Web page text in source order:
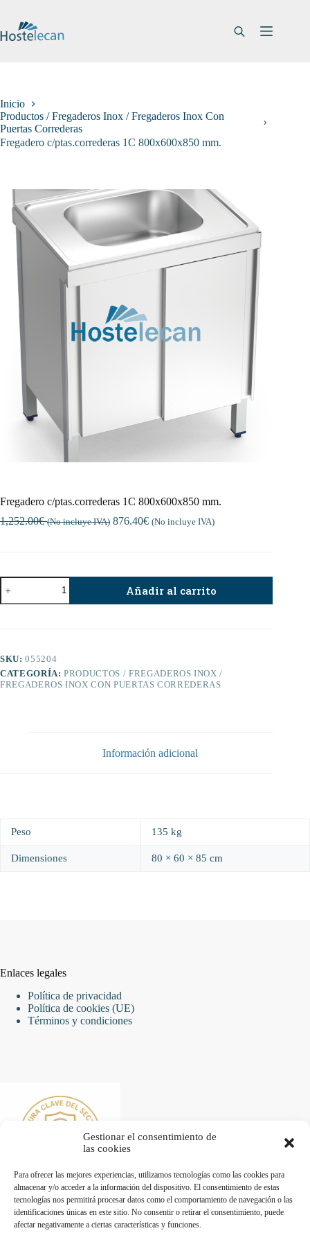
Gestionar el consentimiento de
las cookies
Para ofrecer las mejores experiencias, utilizamos tecnologías como las cookies para
almacenar y/o acceder a la información del dispositivo. El consentimiento de estas
tecnologías nos permitirá procesar datos como el comportamiento de navegación o las
identificaciones únicas en este sitio. No consentir o retirar el consentimiento, puede
afectar negativamente a ciertas características y funciones.
contenido
Inicio
Productos / Fregaderos Inox / Fregaderos Inox Con
Puertas Correderas
Fregadero c/ptas.correderas 1C 800x600x850 mm.
Fregadero c/ptas.correderas 1C 800x600x850 mm.
1,252.00€ (No incluye IVA) 876.40€ (No incluye IVA)
Fregadero
c/ptas.correderas
1C
Añadir al carrito
SKU:055204
CATEGORÍA:PRODUCTOS / FREGADEROS INOX /
FREGADEROS INOX CON PUERTAS CORREDERAS
Información adicional
Peso 135 kg
Dimensiones 80 × 60 × 85 cm
Enlaces legales
Política de privacidad
Política de cookies (UE)
Términos y condiciones